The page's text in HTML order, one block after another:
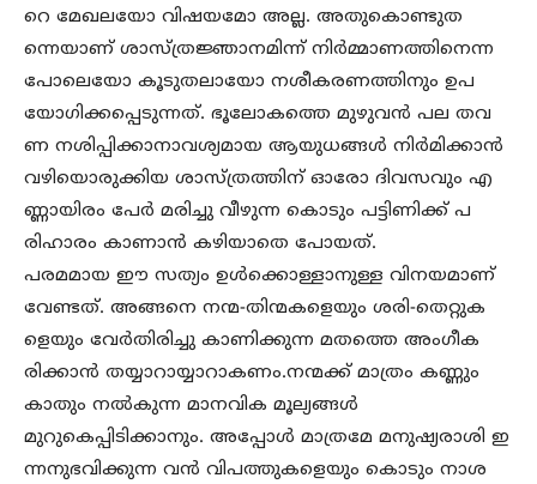
റെ മേഖലയോ വിഷയമോ അല്ല. അതുകൊണ്ടുത
ന്നെയാണ് ശാസ്ത്രജ്ഞാനമിന്ന് നിർമ്മാണത്തിനെന്ന
പോലെയോ കൂടുതലായോ നശീകരണത്തിനും ഉപ
യോഗിക്കപ്പെടുന്നത്. ഭൂലോകത്തെ മുഴുവൻ പല തവ
ണ നശിപ്പിക്കാനാവശ്യമായ ആയുധങ്ങൾ നിർമിക്കാൻ
വഴിയൊരുക്കിയ ശാസ്ത്രത്തിന് ഓരോ ദിവസവും എ
ണ്ണായിരം പേർ മരിച്ചു വീഴുന്ന കൊടും പട്ടിണിക്ക് പ
രിഹാരം കാണാൻ കഴിയാതെ പോയത്.
പരമമായ ഈ സത്യം ഉൾക്കൊള്ളാനുള്ള വിനയമാണ്
വേണ്ടത്. അങ്ങനെ നന്മ-തിന്മകളെയും ശരി-തെറ്റുക
ളെയും വേർതിരിച്ചു കാണിക്കുന്ന മതത്തെ അംഗീക
രിക്കാൻ തയ്യാറായ്യാറാകണം.നന്മക്ക് മാത്രം കണ്ണും
കാതും നൽകുന്ന മാനവിക മൂല്യങ്ങൾ
മുറുകെപ്പിടിക്കാനും. അപ്പോൾ മാത്രമേ മനുഷ്യരാശി ഇ
ന്നനുഭവിക്കുന്ന വൻ വിപത്തുകളെയും കൊടും നാശ